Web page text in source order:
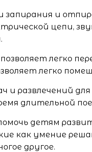
и
цепи,
легко
легко
и развлечений
длительной
детям
как умение
другое.